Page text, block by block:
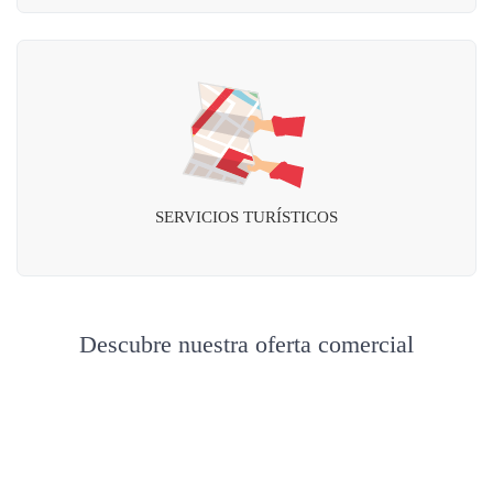
SERVICIOS TURÍSTICOS
Descubre nuestra oferta comercial